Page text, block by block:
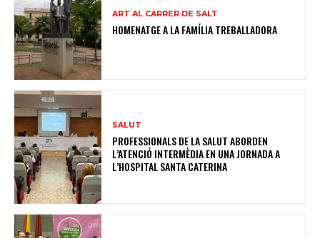
ART AL CARRER DE SALT
HOMENATGE A LA FAMÍLIA TREBALLADORA
SALUT
PROFESSIONALS DE LA SALUT ABORDEN
L’ATENCIÓ INTERMÈDIA EN UNA JORNADA A
L’HOSPITAL SANTA CATERINA